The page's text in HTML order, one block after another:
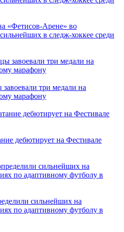
«Фетисов-Арене» во
в следж-хоккее среди
три медали на
марафону
дебютирует на Фестивале
сильнейших на
по адаптивному футболу в